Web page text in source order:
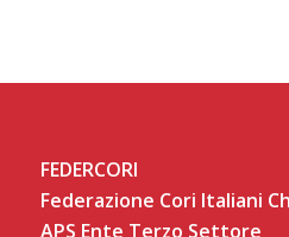
FEDERCORI
Federazione Cori Italiani
APS Ente Terzo Settore